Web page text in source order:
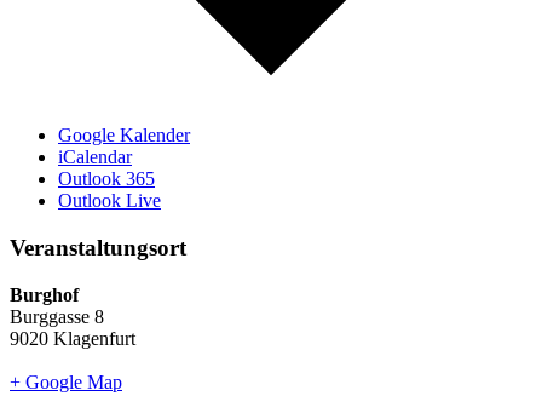
Google Kalender
iCalendar
Outlook 365
Outlook Live
Veranstaltungsort
Burghof
Burggasse 8
9020 Klagenfurt
+ Google Map